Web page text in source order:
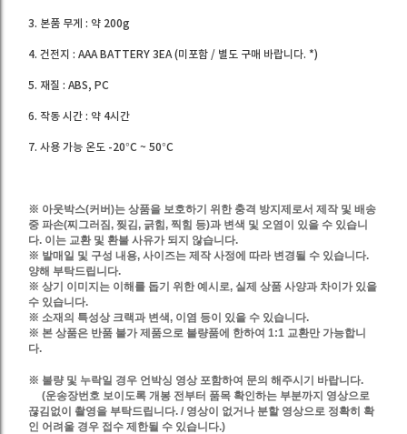
3. 본품 무게 : 약 200g
4. 건전지 : AAA BATTERY 3EA (미포함 / 별도 구매 바랍니다. *)
5. 재질 : ABS, PC
6. 작동 시간 : 약 4시간
7. 사용 가능 온도 -20°C ~ 50°C
※ 아웃박스(커버)는 상품을 보호하기 위한 충격 방지제로서 제작 및 배송
중 파손(찌그러짐, 찢김, 긁힘, 찍힘 등)과 변색 및 오염이 있을 수 있습니
다. 이는 교환 및 환불 사유가 되지 않습니다.
※ 발매일 및 구성 내용, 사이즈는 제작 사정에 따라 변경될 수 있습니다.
양해 부탁드립니다.
※상기 이미지는 이해를 돕기 위한 예시로, 실제 상품 사양과 차이가 있을
수 있습니다.
※ 소재의 특성상 크랙과 변색, 이염 등이 있을 수 있습니다.
※ 본 상품은 반품 불가 제품으로 불량품에 한하여 1:1 교환만 가능합니
다.
※ 불량 및 누락일 경우 언박싱 영상 포함하여 문의 해주시기 바랍니다.
(운송장번호 보이도록 개봉 전부터 품목 확인하는 부분까지 영상으로
끊김없이 촬영을 부탁드립니다. / 영상이 없거나 분할 영상으로 정확히 확
인 어려울 경우 접수 제한될 수 있습니다.)